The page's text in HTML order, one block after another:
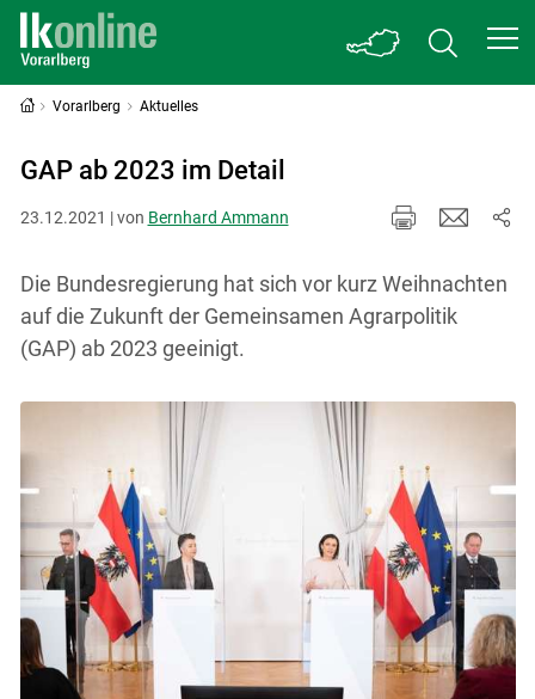
Vorarlberg Aktuelles
GAP ab 2023 im Detail
23.12.2021 | von Bernhard Ammann
Die Bundesregierung hat sich vor kurz Weihnachten
auf die Zukunft der Gemeinsamen Agrarpolitik
(GAP) ab 2023 geeinigt.